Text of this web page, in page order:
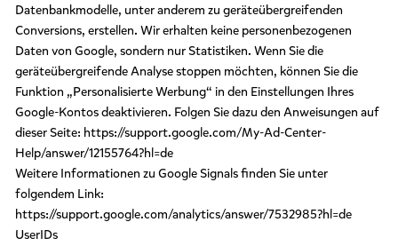
Datenbankmodelle, unter anderem zu geräteübergreifenden
Conversions, erstellen. Wir erhalten keine personenbezogenen
Daten von Google, sondern nur Statistiken. Wenn Sie die
geräteübergreifende Analyse stoppen möchten, können Sie die
Funktion „Personalisierte Werbung“ in den Einstellungen Ihres
Google-Kontos deaktivieren. Folgen Sie dazu den Anweisungen auf
dieser Seite: https://support.google.com/My-Ad-Center-
Help/answer/12155764?hl=de
Weitere Informationen zu Google Signals finden Sie unter
folgendem Link:
https://support.google.com/analytics/answer/7532985?hl=de
UserIDs